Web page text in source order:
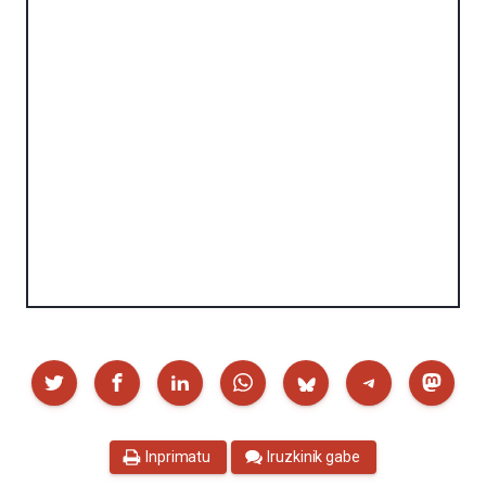
Partekatu
Inprimatu Iruzkinik gabe